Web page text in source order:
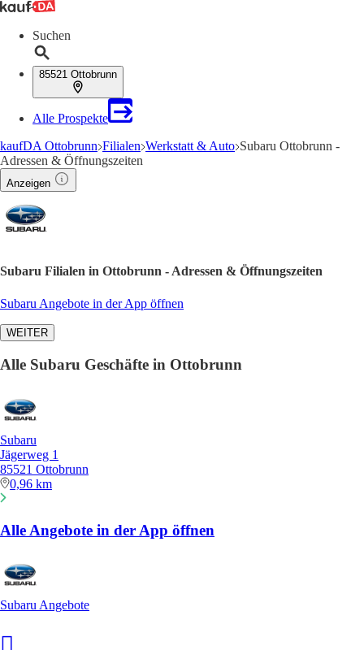
Suchen
85521 Ottobrunn
Alle Prospekte
kaufDA Ottobrunn Filialen Werkstatt & Auto Subaru Ottobrunn -
Adressen & Öffnungszeiten
Anzeigen
Subaru Filialen in Ottobrunn - Adressen & Öffnungszeiten
Subaru Angebote in der App öffnen
WEITER
Alle Subaru Geschäfte in Ottobrunn
Subaru
Jägerweg 1
85521 Ottobrunn
0,96 km
Alle Angebote in der App öffnen
Subaru Angebote